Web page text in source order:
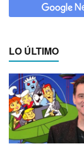
LO ÚLTIMO